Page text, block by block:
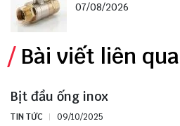
07/08/2026
Bài viết liên
Bịt đầu ống inox
TIN TỨC 09/10/2025